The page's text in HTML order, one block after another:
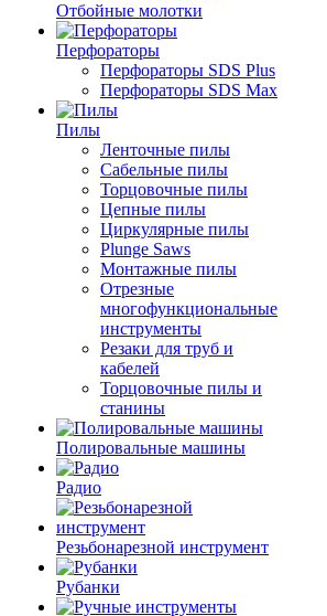
Отбойные молотки
Перфораторы
Перфораторы SDS Plus
Перфораторы SDS Max
Пилы
Ленточные пилы
Сабельные пилы
Торцовочные пилы
Цепные пилы
Циркулярные пилы
Plunge Saws
Монтажные пилы
Отрезные
многофункциональные
инструменты
Резаки для труб и
кабелей
Торцовочные пилы и
станины
Полировальные машины
Радио
Резьбонарезной инструмент
Рубанки